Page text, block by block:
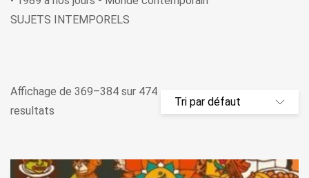
SUJETS INTEMPORELS
Affichage de 369–384 sur 474
resultats